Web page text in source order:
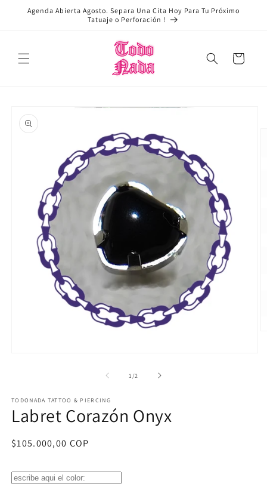
directamente
Agenda Abierta Agosto. Separa Una Cita Hoy Para Tu Próximo
Tatuaje o Perforación !
Carrito
a la
información
una
ventana
modal
1/de2
TODONADA TATTOO & PIERCING
Labret Corazón Onyx
Precio
$105.000,00 COP